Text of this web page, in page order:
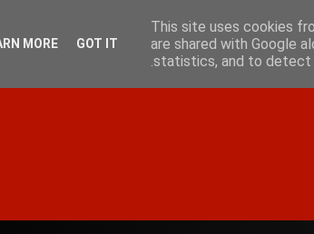
This site uses cookies
are shared with Google
statistics, and to detect
MORE GOT IT